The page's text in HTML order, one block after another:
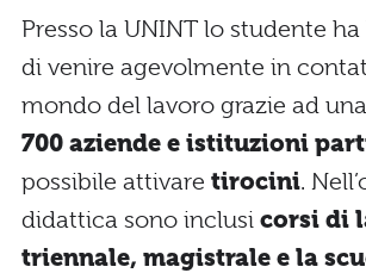
Presso la UNINT lo studente
di venire agevolmente in
mondo del lavoro grazie ad
700 aziende e istituzioni
possibile attivare tirocini.
didattica sono inclusi corsi di
triennale, magistrale e la